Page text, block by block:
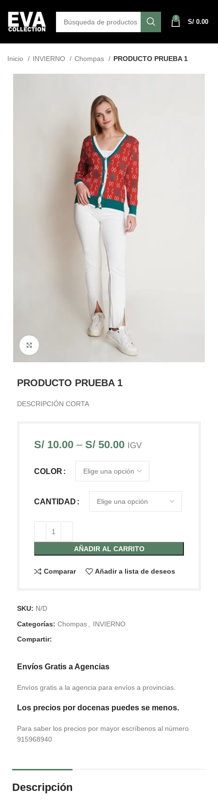
0
S/ 0.00
Inicio INVIERNO Chompas PRODUCTO PRUEBA 1
Haga Click para agrandar
PRODUCTO PRUEBA 1
DESCRIPCIÓN CORTA
S/ 10.00 – S/ 50.00 IGV
COLOR
CANTIDAD
AÑADIR AL CARRITO
Comparar Añadir a lista de deseos
SKU: N/D
Categorías: Chompas
INVIERNO
Compartir:
Envíos Gratis a Agencias
Envíos gratis a la agencia para envíos a provincias.
Los precios por docenas puedes se menos.
Para saber los precios por mayor escríbenos al número
915968940
Descripción